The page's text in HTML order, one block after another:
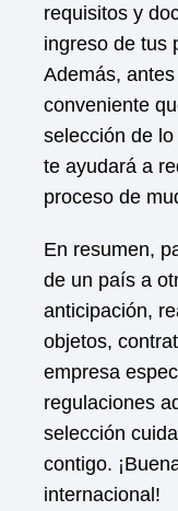
requisitos y
ingreso de tus
Además,
conveniente
selección de
te ayudará a
proceso de
En resumen,
de un país a
anticipación,
objetos,
empresa
regulaciones
selección
contigo.
internacional!